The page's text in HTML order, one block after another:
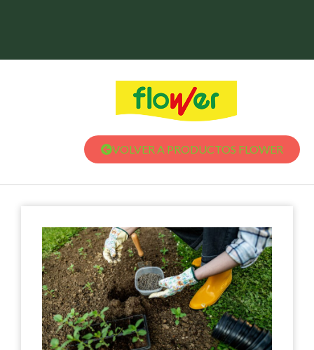
VOLVER A PRODUCTOS FLOWER